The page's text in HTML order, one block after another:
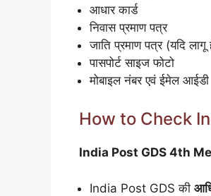
आधार कार्ड
निवास प्रमाण पत्र
जाति प्रमाण पत्र (यदि लागू
पासपोर्ट साइज फोटो
मोबाइल नंबर एवं ईमेल आईडी
How to Check
India Post GDS 4th
India Post GDS की